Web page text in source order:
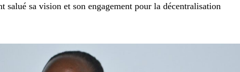
salué sa vision et son engagement pour la décentralisation